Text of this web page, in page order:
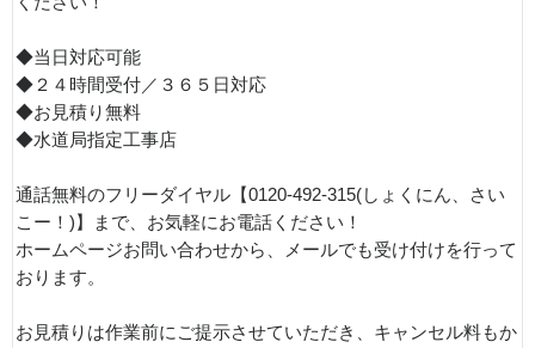
◆当日対応可能
◆２４時間受付／３６５日対応
◆お見積り無料
◆水道局指定工事店
通話無料のフリーダイヤル【0120-492-315(しょくにん、さい
こー！)】まで、お気軽にお電話ください！
ホームページお問い合わせから、メールでも受け付けを行って
おります。
お見積りは作業前にご提示させていただき、キャンセル料もか